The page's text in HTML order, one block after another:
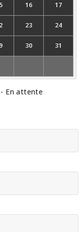
16 17
23 24
30 31
- En attente